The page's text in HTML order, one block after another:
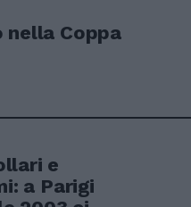
nella Coppa
e
a Parigi